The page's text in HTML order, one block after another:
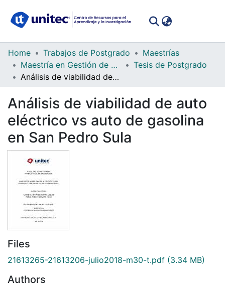
Communities
Collections
All of DSpace
Statistics
Home Trabajos de Postgrado
Maestrías
Maestría en Gestión de Energía Renovable
Tesis de Postgrado
Análisis de viabilidad de auto eléctrico vs auto de gasolina en San Pedro Sula
Análisis de viabilidad de auto
eléctrico vs auto de gasolina
en San Pedro Sula
Files
21613265-21613206-julio2018-m30-t.pdf (3.34 MB)
Authors